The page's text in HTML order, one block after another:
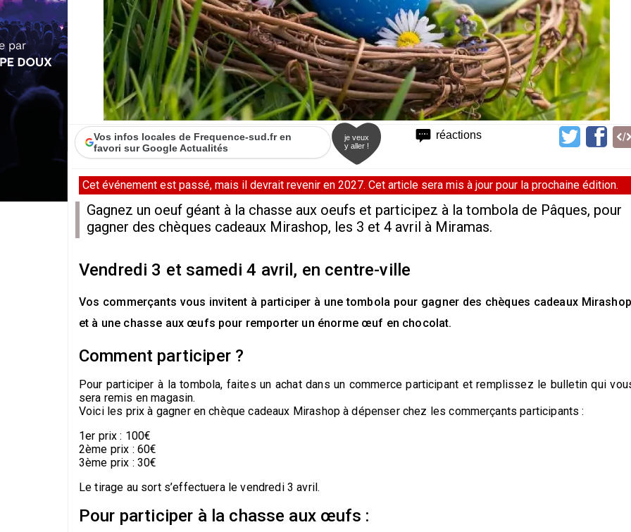
réactions
Vos infos locales de Frequence-sud.fr en
favori sur Google Actualités
je veux
y aller !
Cet événement est passé, mais il devrait revenir en 2027. Cet article sera mis à jour pour la prochaine édition.
Gagnez un oeuf géant à la chasse aux oeufs et participez à la tombola de Pâques, pour
gagner des chèques cadeaux Mirashop, les 3 et 4 avril à Miramas.
Vendredi 3 et samedi 4 avril, en centre-ville
Vos commerçants vous invitent à participer à une tombola pour gagner des chèques cadeaux
et à une chasse aux œufs pour remporter un énorme œuf en chocolat.
Comment participer ?
Pour participer à la tombola, faites un achat dans un commerce participant et remplissez le bulletin qui
sera remis en magasin.
Voici les prix à gagner en chèque cadeaux Mirashop à dépenser chez les commerçants participants :
1er prix : 100€
2ème prix : 60€
3ème prix : 30€
Le tirage au sort s’effectuera le vendredi 3 avril.
Pour participer à la chasse aux œufs :